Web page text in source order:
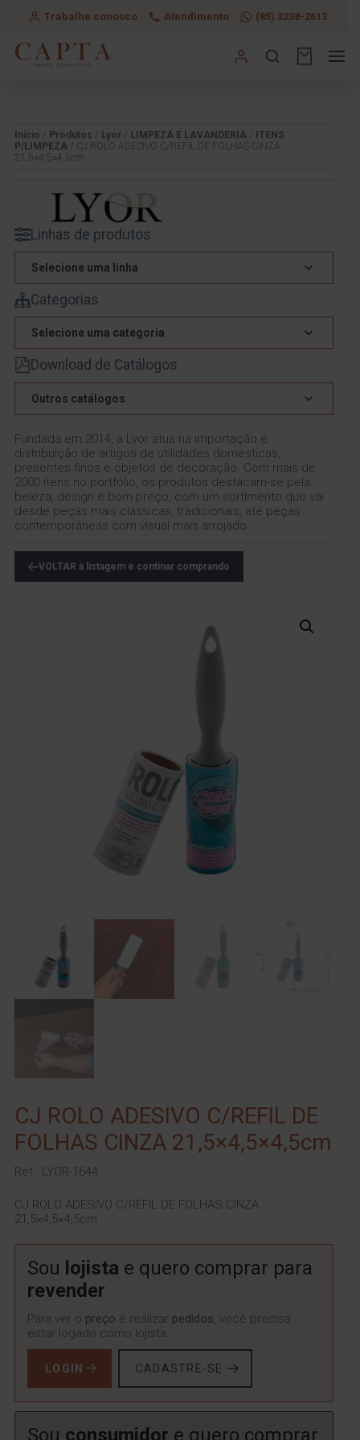
Trabalhe conosco Atendimento (85) 3238-2613
Início Produtos Lyor LIMPEZA E LAVANDERIA
ITENS
P/LIMPEZA / CJ ROLO ADESIVO C/REFIL DE FOLHAS CINZA
21,5×4,5×4,5cm
Linhas de produtos
Selecione uma linha
Categorias
Selecione uma categoria
Download de Catálogos
Outros catálogos
Fundada em 2014, a Lyor atua na importação e
distribuição de artigos de utilidades domésticas,
presentes finos e objetos de decoração. Com mais de
2000 itens no portfólio, os produtos destacam-se pela
beleza, design e bom preço, com um sortimento que vai
desde peças mais clássicas, tradicionais, até peças
contemporâneas com visual mais arrojado.
VOLTAR à listagem e continar comprando
CJ ROLO ADESIVO C/REFIL DE
FOLHAS CINZA 21,5×4,5×4,5cm
Ref.: LYOR-1644
CJ ROLO ADESIVO C/REFIL DE FOLHAS CINZA
21,5×4,5×4,5cm
Sou lojista e quero comprar para
revender
Para ver o preço e realizar pedidos, você precisa
estar logado como lojista.
LOGIN CADASTRE-SE
Sou consumidor e quero comprar